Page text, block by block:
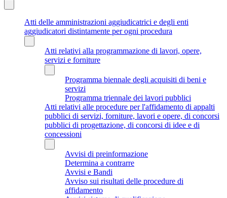
Atti delle amministrazioni aggiudicatrici e degli enti
aggiudicatori distintamente per ogni procedura
Atti relativi alla programmazione di lavori, opere,
servizi e forniture
Programma biennale degli acquisiti di beni e
servizi
Programma triennale dei lavori pubblici
Atti relativi alle procedure per l'affidamento di appalti
pubblici di servizi, forniture, lavori e opere, di concorsi
pubblici di progettazione, di concorsi di idee e di
concessioni
Avvisi di preinformazione
Determina a contrarre
Avvisi e Bandi
Avviso sui risultati delle procedure di
affidamento